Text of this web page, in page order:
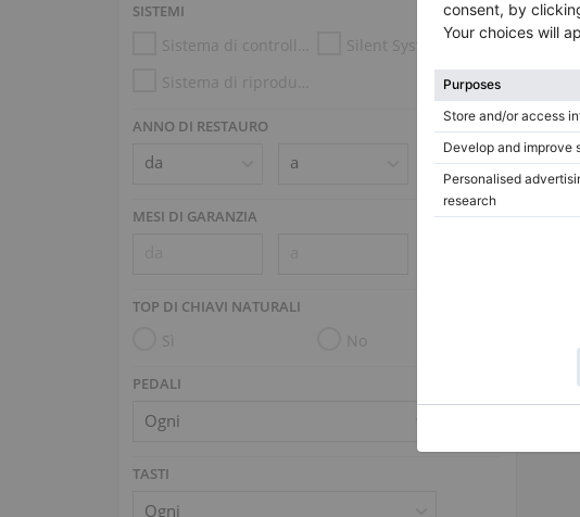
SISTEMI
Sistema di controllo dell’umidità
Silent System
Sistema di riproduzione (es. Disklavier, PianoDisc)
ANNO DI RESTAURO
MESI DI GARANZIA
TOP DI CHIAVI NATURALI
Sì No
PEDALI
TASTI